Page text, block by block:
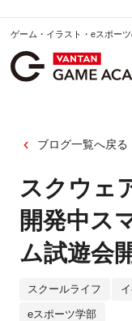
ゲーム・イラスト・eスポー
ブログ一覧へ戻る
スクウェ
開発中ス
ム試遊会
スクールライフ
eスポーツ学部